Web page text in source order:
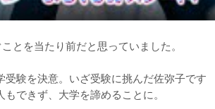
とを当たり前だと思っていました。
験を決意。いざ受験に挑んだ佐弥子です
できず、大学を諦めることに。